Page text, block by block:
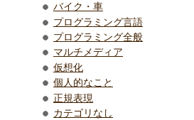
バイク・車
プログラミング言語
プログラミング全般
マルチメディア
仮想化
個人的なこと
正規表現
カテゴリなし